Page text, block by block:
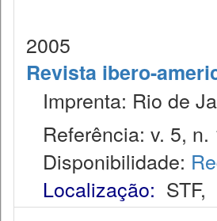
2005
Revista ibero-
Imprenta: Rio de
Referência: v. 5,
Disponibilidade:
Localização: STF,